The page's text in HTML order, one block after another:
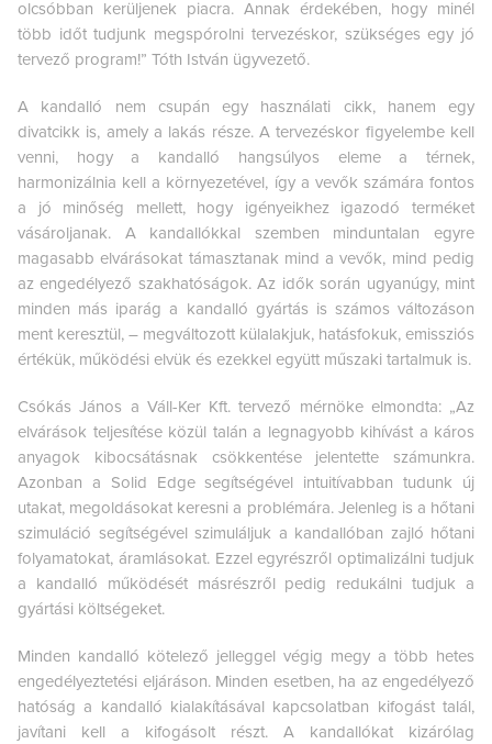
olcsóbban kerüljenek piacra. Annak érdekében, hogy minél
több időt tudjunk megspórolni tervezéskor, szükséges egy jó
tervező program!” Tóth István ügyvezető.
A kandalló nem csupán egy használati cikk, hanem egy
divatcikk is, amely a lakás része. A tervezéskor figyelembe kell
venni, hogy a kandalló hangsúlyos eleme a térnek,
harmonizálnia kell a környezetével, így a vevők számára fontos
a jó minőség mellett, hogy igényeikhez igazodó terméket
vásároljanak. A kandallókkal szemben minduntalan egyre
magasabb elvárásokat támasztanak mind a vevők, mind pedig
az engedélyező szakhatóságok. Az idők során ugyanúgy, mint
minden más iparág a kandalló gyártás is számos változáson
ment keresztül, – megváltozott külalakjuk, hatásfokuk, emissziós
értékük, működési elvük és ezekkel együtt műszaki tartalmuk is.
Csókás János a Váll-Ker Kft. tervező mérnöke elmondta: „Az
elvárások teljesítése közül talán a legnagyobb kihívást a káros
anyagok kibocsátásnak csökkentése jelentette számunkra.
Azonban a Solid Edge segítségével intuitívabban tudunk új
utakat, megoldásokat keresni a problémára. Jelenleg is a hőtani
szimuláció segítségével szimuláljuk a kandallóban zajló hőtani
folyamatokat, áramlásokat. Ezzel egyrészről optimalizálni tudjuk
a kandalló működését másrészről pedig redukálni tudjuk a
gyártási költségeket.
Minden kandalló kötelező jelleggel végig megy a több hetes
engedélyeztetési eljáráson. Minden esetben, ha az engedélyező
hatóság a kandalló kialakításával kapcsolatban kifogást talál,
javítani kell a kifogásolt részt. A kandallókat kizárólag